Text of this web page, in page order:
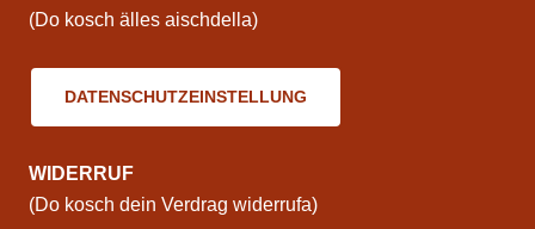
(Do kosch älles aischdella)
DATENSCHUTZEINSTELLUNG
WIDERRUF
(Do kosch dein Verdrag widerrufa)